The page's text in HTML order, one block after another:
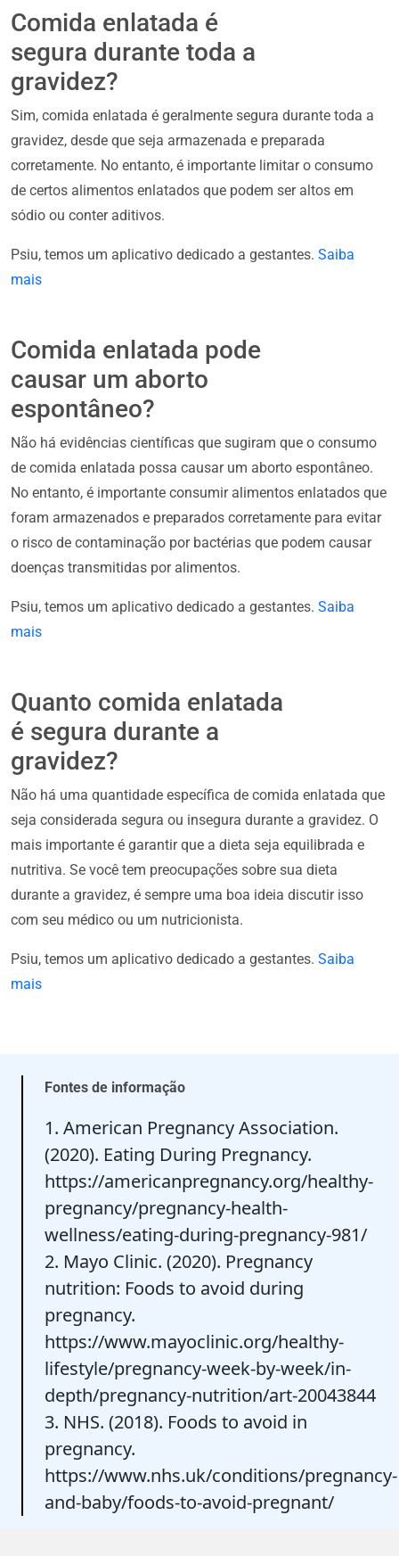
Comida enlatada é
segura durante toda a
gravidez?
Sim, comida enlatada é geralmente segura durante toda a
gravidez, desde que seja armazenada e preparada
corretamente. No entanto, é importante limitar o consumo
de certos alimentos enlatados que podem ser altos em
sódio ou conter aditivos.
Psiu, temos um aplicativo dedicado a gestantes. Saiba
mais
Comida enlatada pode
causar um aborto
espontâneo?
Não há evidências científicas que sugiram que o consumo
de comida enlatada possa causar um aborto espontâneo.
No entanto, é importante consumir alimentos enlatados que
foram armazenados e preparados corretamente para evitar
o risco de contaminação por bactérias que podem causar
doenças transmitidas por alimentos.
Psiu, temos um aplicativo dedicado a gestantes. Saiba
mais
Quanto comida enlatada
é segura durante a
gravidez?
Não há uma quantidade específica de comida enlatada que
seja considerada segura ou insegura durante a gravidez. O
mais importante é garantir que a dieta seja equilibrada e
nutritiva. Se você tem preocupações sobre sua dieta
durante a gravidez, é sempre uma boa ideia discutir isso
com seu médico ou um nutricionista.
Psiu, temos um aplicativo dedicado a gestantes. Saiba
mais
Fontes de informação
1. American Pregnancy Association.
(2020). Eating During Pregnancy.
https://americanpregnancy.org/healthy-
pregnancy/pregnancy-health-
wellness/eating-during-pregnancy-981/
2. Mayo Clinic. (2020). Pregnancy
nutrition: Foods to avoid during
pregnancy.
https://www.mayoclinic.org/healthy-
lifestyle/pregnancy-week-by-week/in-
depth/pregnancy-nutrition/art-20043844
3. NHS. (2018). Foods to avoid in
pregnancy.
https://www.nhs.uk/conditions/pregnancy-
and-baby/foods-to-avoid-pregnant/